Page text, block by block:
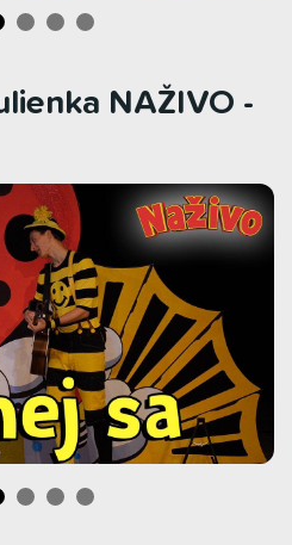
NAŽIVO -